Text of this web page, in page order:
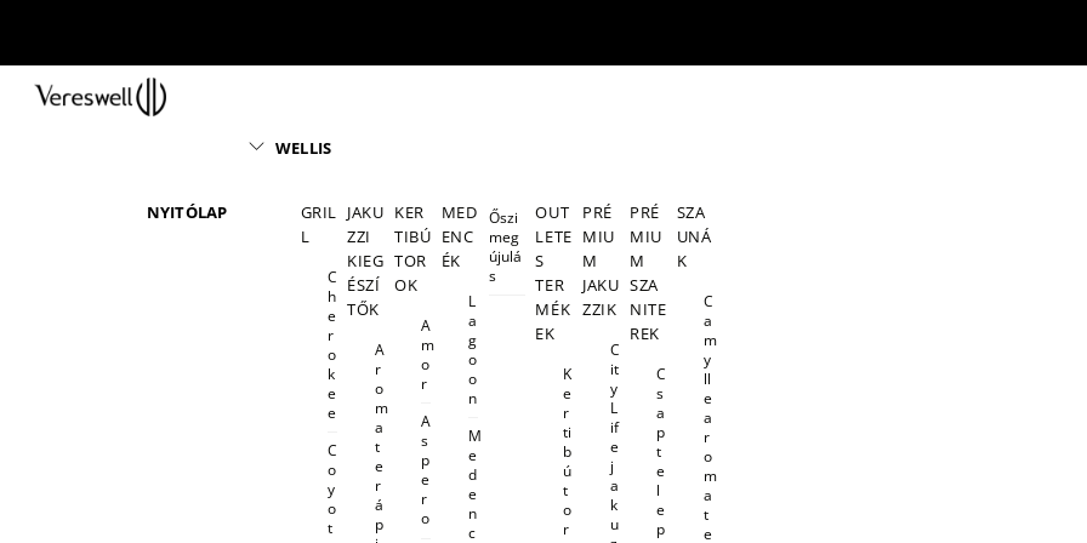
content
NYITÓLAP
WELLIS
GRIL
L
C
h
e
r
o
k
e
e
C
o
y
o
t
JAKU
ZZI
KIEG
ÉSZÍ
TŐK
A
r
o
m
a
t
e
r
á
p
KER
TIBÚ
TOR
OK
A
m
o
r
A
s
p
e
r
o
MED
ENC
ÉK
L
a
g
o
o
n
M
e
d
e
n
c
Őszi
meg
újulá
s
OUT
LETE
S
TER
MÉK
EK
K
e
r
ti
b
ú
t
o
r
PRÉ
MIU
M
JAKU
ZZIK
C
it
y
L
if
e
j
a
k
u
PRÉ
MIU
M
SZA
NITE
REK
C
s
a
p
t
e
l
e
p
SZA
UNÁ
K
C
a
m
y
ll
e
a
r
o
m
a
t
e